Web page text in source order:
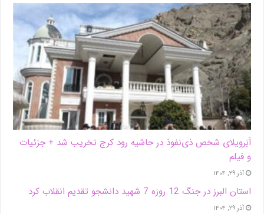
اَبَر‌ویلای شخص ذی‌نفوذ در حاشیه‌ رود کرج تخریب شد + جزئیات
و فیلم
آذر ۲۹, ۱۴۰۴
استان البرز در جنگ 12 روزه 7 شهید دانشجو تقدیم انقلاب کرد
آذر ۲۹, ۱۴۰۴